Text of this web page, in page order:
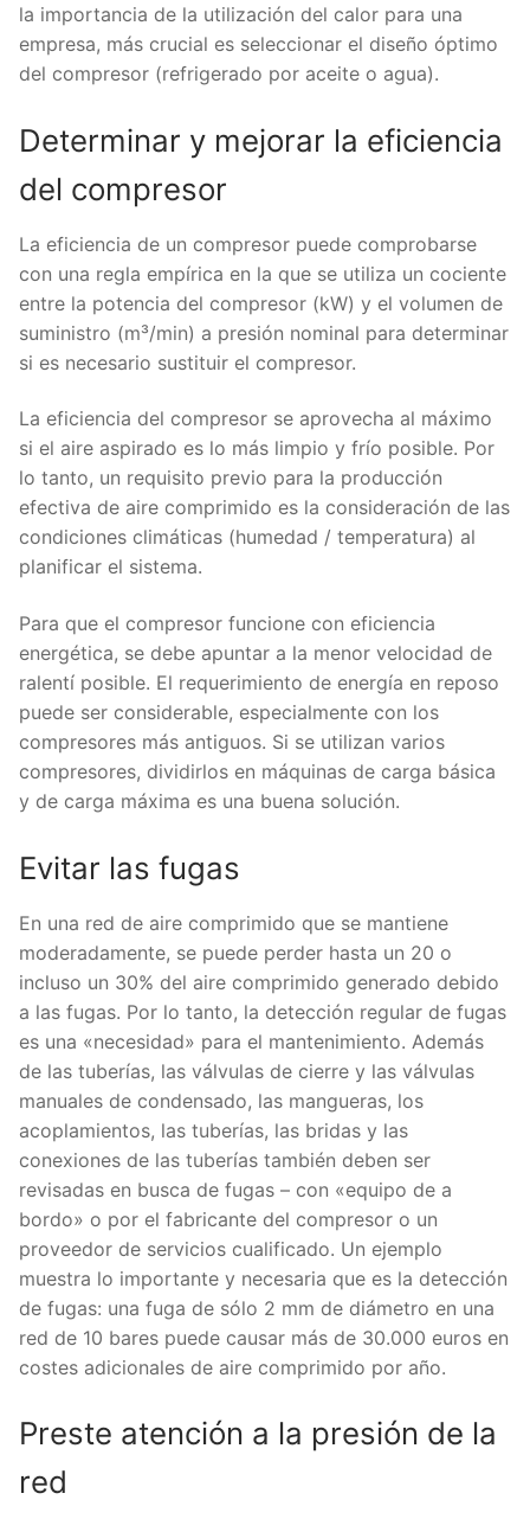
la importancia de la utilización del calor para una
empresa, más crucial es seleccionar el diseño óptimo
del compresor (refrigerado por aceite o agua).
Determinar y mejorar la eficiencia
del compresor
La eficiencia de un compresor puede comprobarse
con una regla empírica en la que se utiliza un cociente
entre la potencia del compresor (kW) y el volumen de
suministro (m³/min) a presión nominal para determinar
si es necesario sustituir el compresor.
La eficiencia del compresor se aprovecha al máximo
si el aire aspirado es lo más limpio y frío posible. Por
lo tanto, un requisito previo para la producción
efectiva de aire comprimido es la consideración de las
condiciones climáticas (humedad / temperatura) al
planificar el sistema.
Para que el compresor funcione con eficiencia
energética, se debe apuntar a la menor velocidad de
ralentí posible. El requerimiento de energía en reposo
puede ser considerable, especialmente con los
compresores más antiguos. Si se utilizan varios
compresores, dividirlos en máquinas de carga básica
y de carga máxima es una buena solución.
Evitar las fugas
En una red de aire comprimido que se mantiene
moderadamente, se puede perder hasta un 20 o
incluso un 30% del aire comprimido generado debido
a las fugas. Por lo tanto, la detección regular de fugas
es una «necesidad» para el mantenimiento. Además
de las tuberías, las válvulas de cierre y las válvulas
manuales de condensado, las mangueras, los
acoplamientos, las tuberías, las bridas y las
conexiones de las tuberías también deben ser
revisadas en busca de fugas – con «equipo de a
bordo» o por el fabricante del compresor o un
proveedor de servicios cualificado. Un ejemplo
muestra lo importante y necesaria que es la detección
de fugas: una fuga de sólo 2 mm de diámetro en una
red de 10 bares puede causar más de 30.000 euros en
costes adicionales de aire comprimido por año.
Preste atención a la presión de la
red